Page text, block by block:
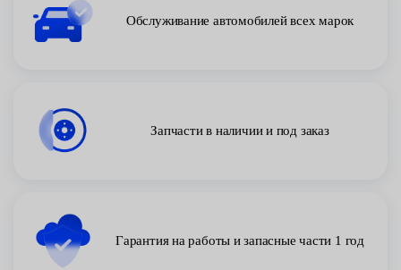
Обслуживание автомобилей всех марок
Запчасти в наличии и под заказ
Гарантия на работы и запасные части 1 год